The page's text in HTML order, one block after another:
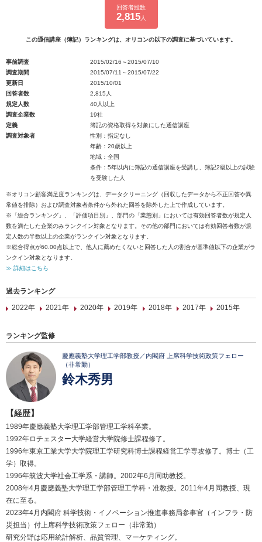
回答者総数
2,815人
この通信講座（簿記）ランキングは、オリコンの以下の調査に基づいています。
事前調査
2015/02/16～2015/07/10
調査期間
2015/07/11～2015/07/22
更新日
2015/10/01
回答者数
2,815人
規定人数
40人以上
調査企業数
19社
定義
簿記の資格取得を対象にした通信講座
調査対象者
性別：指定なし
年齢：20歳以上
地域：全国
条件：5年以内に簿記の通信講座を受講し、簿記2級以上の試験
を受験した人
※オリコン顧客満足度ランキングは、データクリーニング（回収したデータから不正回答や異
常値を排除）および調査対象者条件から外れた回答を除外した上で作成しています。
※「総合ランキング」、「評価項目別」、部門の「業態別」においては有効回答者数が規定人
数を満たした企業のみランクイン対象となります。その他の部門においては有効回答者数が規
定人数の半数以上の企業がランクイン対象となります。
※総合得点が60.00点以上で、他人に薦めたくないと回答した人の割合が基準値以下の企業がラ
ンクイン対象となります。
≫ 詳細はこちら
過去ランキング
2022年
2021年 2020年 2019年 2018年 2017年 2015年
ランキング監修
慶應義塾大学理工学部教授／内閣府 上席科学技術政策フェロー
（非常勤）
鈴木秀男
【経歴】
1989年慶應義塾大学理工学部管理工学科卒業。
1992年ロチェスター大学経営大学院修士課程修了。
1996年東京工業大学大学院理工学研究科博士課程経営工学専攻修了。博士（工
学）取得。
1996年筑波大学社会工学系・講師。2002年6月同助教授。
2008年4月慶應義塾大学理工学部管理工学科・准教授。2011年4月同教授、現
在に至る。
2023年4月内閣府 科学技術・イノベーション推進事務局参事官（インフラ・防
災担当）付上席科学技術政策フェロー（非常勤）
研究分野は応用統計解析、品質管理、マーケティング。